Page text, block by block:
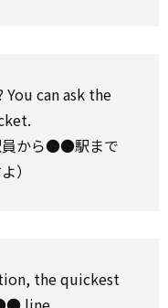
canask the
から●●駅まで
）
the quickest